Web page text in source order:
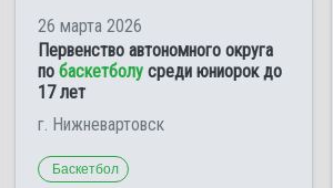
26 марта 2026
Первенство автономного округа
по баскетболу среди юниорок до
17 лет
г. Нижневартовск
Баскетбол